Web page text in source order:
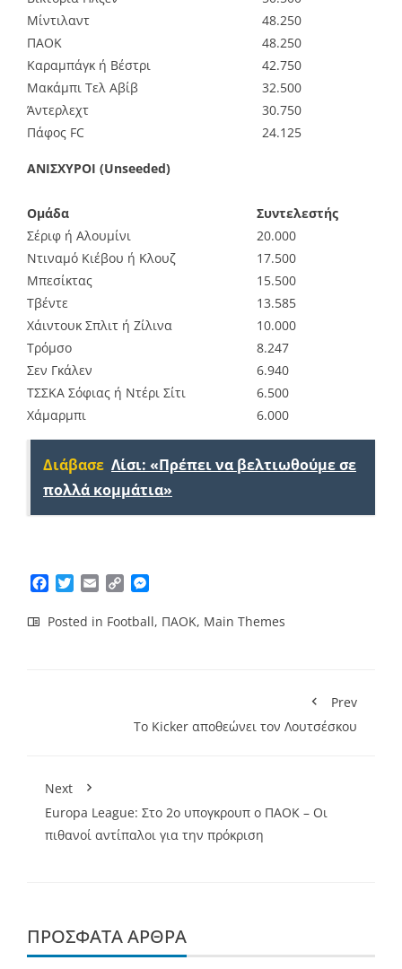
Μίντιλαντ
48.250
ΠΑΟΚ
48.250
Καραμπάγκ ή Βέστρι
42.750
Μακάμπι Τελ Αβίβ
32.500
Άντερλεχτ
30.750
Πάφος FC
24.125
ΑΝΙΣΧΥΡΟΙ (Unseeded)
Ομάδα
Συντελεστής
Σέριφ ή Αλουμίνι
20.000
Ντιναμό Κιέβου ή Κλουζ
17.500
Μπεσίκτας
15.500
Τβέντε
13.585
Χάιντουκ Σπλιτ ή Ζίλινα
10.000
Τρόμσο
8.247
Σεν Γκάλεν
6.940
ΤΣΣΚΑ Σόφιας ή Ντέρι Σίτι
6.500
Χάμαρμπι
6.000
Διάβασε Λίσι: «Πρέπει να βελτιωθούμε σε
πολλά κομμάτια»
Facebook
TwitterEmailCopy
Posted in Football, ΠΑΟΚ, Main Themes
Prev
Το Kicker αποθεώνει τον Λουτσέσκου
Next
Europa League: Στο 2ο υπογκρουπ ο ΠΑΟΚ – Οι
πιθανοί αντίπαλοι για την πρόκριση
ΠΡΌΣΦΑΤΑ ΆΡΘΡΑ